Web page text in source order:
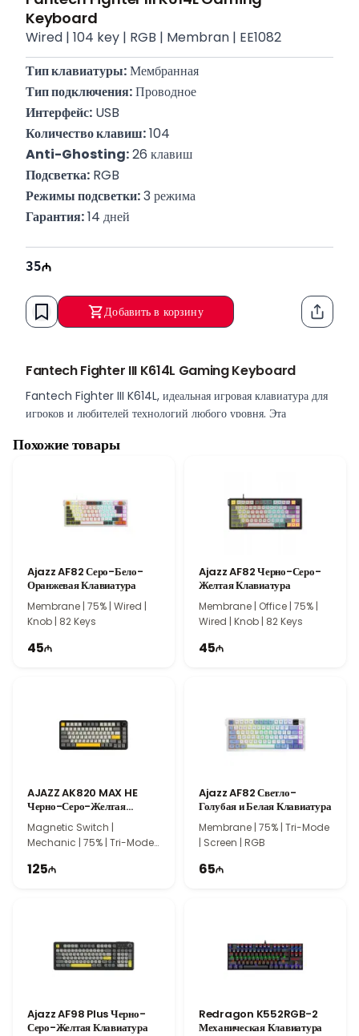
Keyboard
Wired | 104 key | RGB | Membran | EE1082
Тип клавиатуры: Мембранная
Тип подключения: Проводное
Интерфейс: USB
Количество клавиш: 104
Anti-Ghosting: 26 клавиш
Подсветка: RGB
Режимы подсветки: 3 режима
Гарантия: 14 дней
35
Добавить в корзину
Fantech Fighter III K614L Gaming Keyboard
Fantech Fighter III K614L, идеальная игровая клавиатура для
игроков и любителей технологий любого уровня. Эта
производительности и комфорта во время каждой игровой
Fantech Fighter III K614L, настраивает ваш игровой опыт с
помощью динамичного RGB освещения. Украшайте свой
игровую сессию более увлекательной и привлекательной.
Erqonomik Dizayn
Эргономичный дизайн этой клавиатуры обеспечивает
игровых сессий. Удобный хват, предназначенный для ваших
Официальная гарантия. Быстрая доставка. Закажите в Texno
İmperiya!
Похожие товары
Ajazz AF82 Серо-Бело-
Оранжевая Клавиатура
Membrane | 75% | Wired |
Knob | 82 Keys
45
Ajazz AF82 Черно-Серо-
Желтая Клавиатура
Membrane | Office | 75% |
Wired | Knob | 82 Keys
45
AJAZZ AK820 MAX HE
Черно-Серо-Желтая
Механическая Клавиатура
Magnetic Switch |
Mechanic | 75% | Tri-Mode |
125
Ajazz AF82 Светло-
Голубая и Белая Клавиатура
Membrane | 75% | Tri-Mode
| Screen | RGB
65
Ajazz AF98 Plus Черно-
Серо-Желтая Клавиатура
Redragon K552RGB-2
Механическая Клавиатура